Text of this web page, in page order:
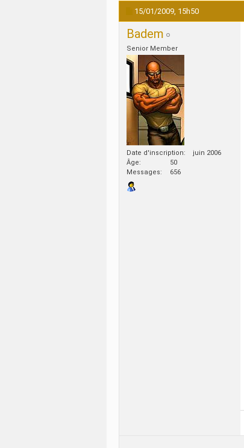
15/01/2009, 15h50
Badem
Senior Member
Date d'inscription
juin 2006
Âge
50
Messages
656